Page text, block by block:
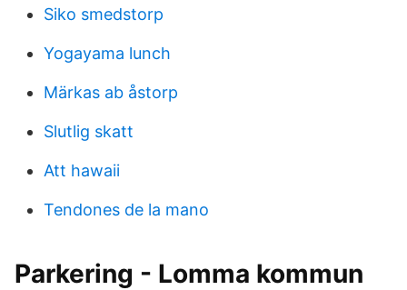
Siko smedstorp
Yogayama lunch
Märkas ab åstorp
Slutlig skatt
Att hawaii
Tendones de la mano
Parkering - Lomma kommun